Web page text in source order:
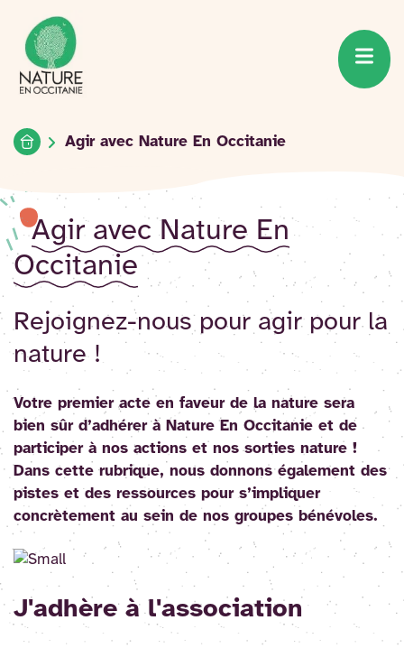
Accéder
au
contenu
Accueil du site
AccueilAgir avec Nature En Occitanie
Agir avec Nature En
Occitanie
Rejoignez-nous pour agir pour la
nature !
Votre premier acte en faveur de la nature sera
bien sûr d’adhérer à Nature En Occitanie et de
participer à nos actions et nos sorties nature !
Dans cette rubrique, nous donnons également des
pistes et des ressources pour s’impliquer
concrètement au sein de nos groupes bénévoles.
J'adhère à l'association